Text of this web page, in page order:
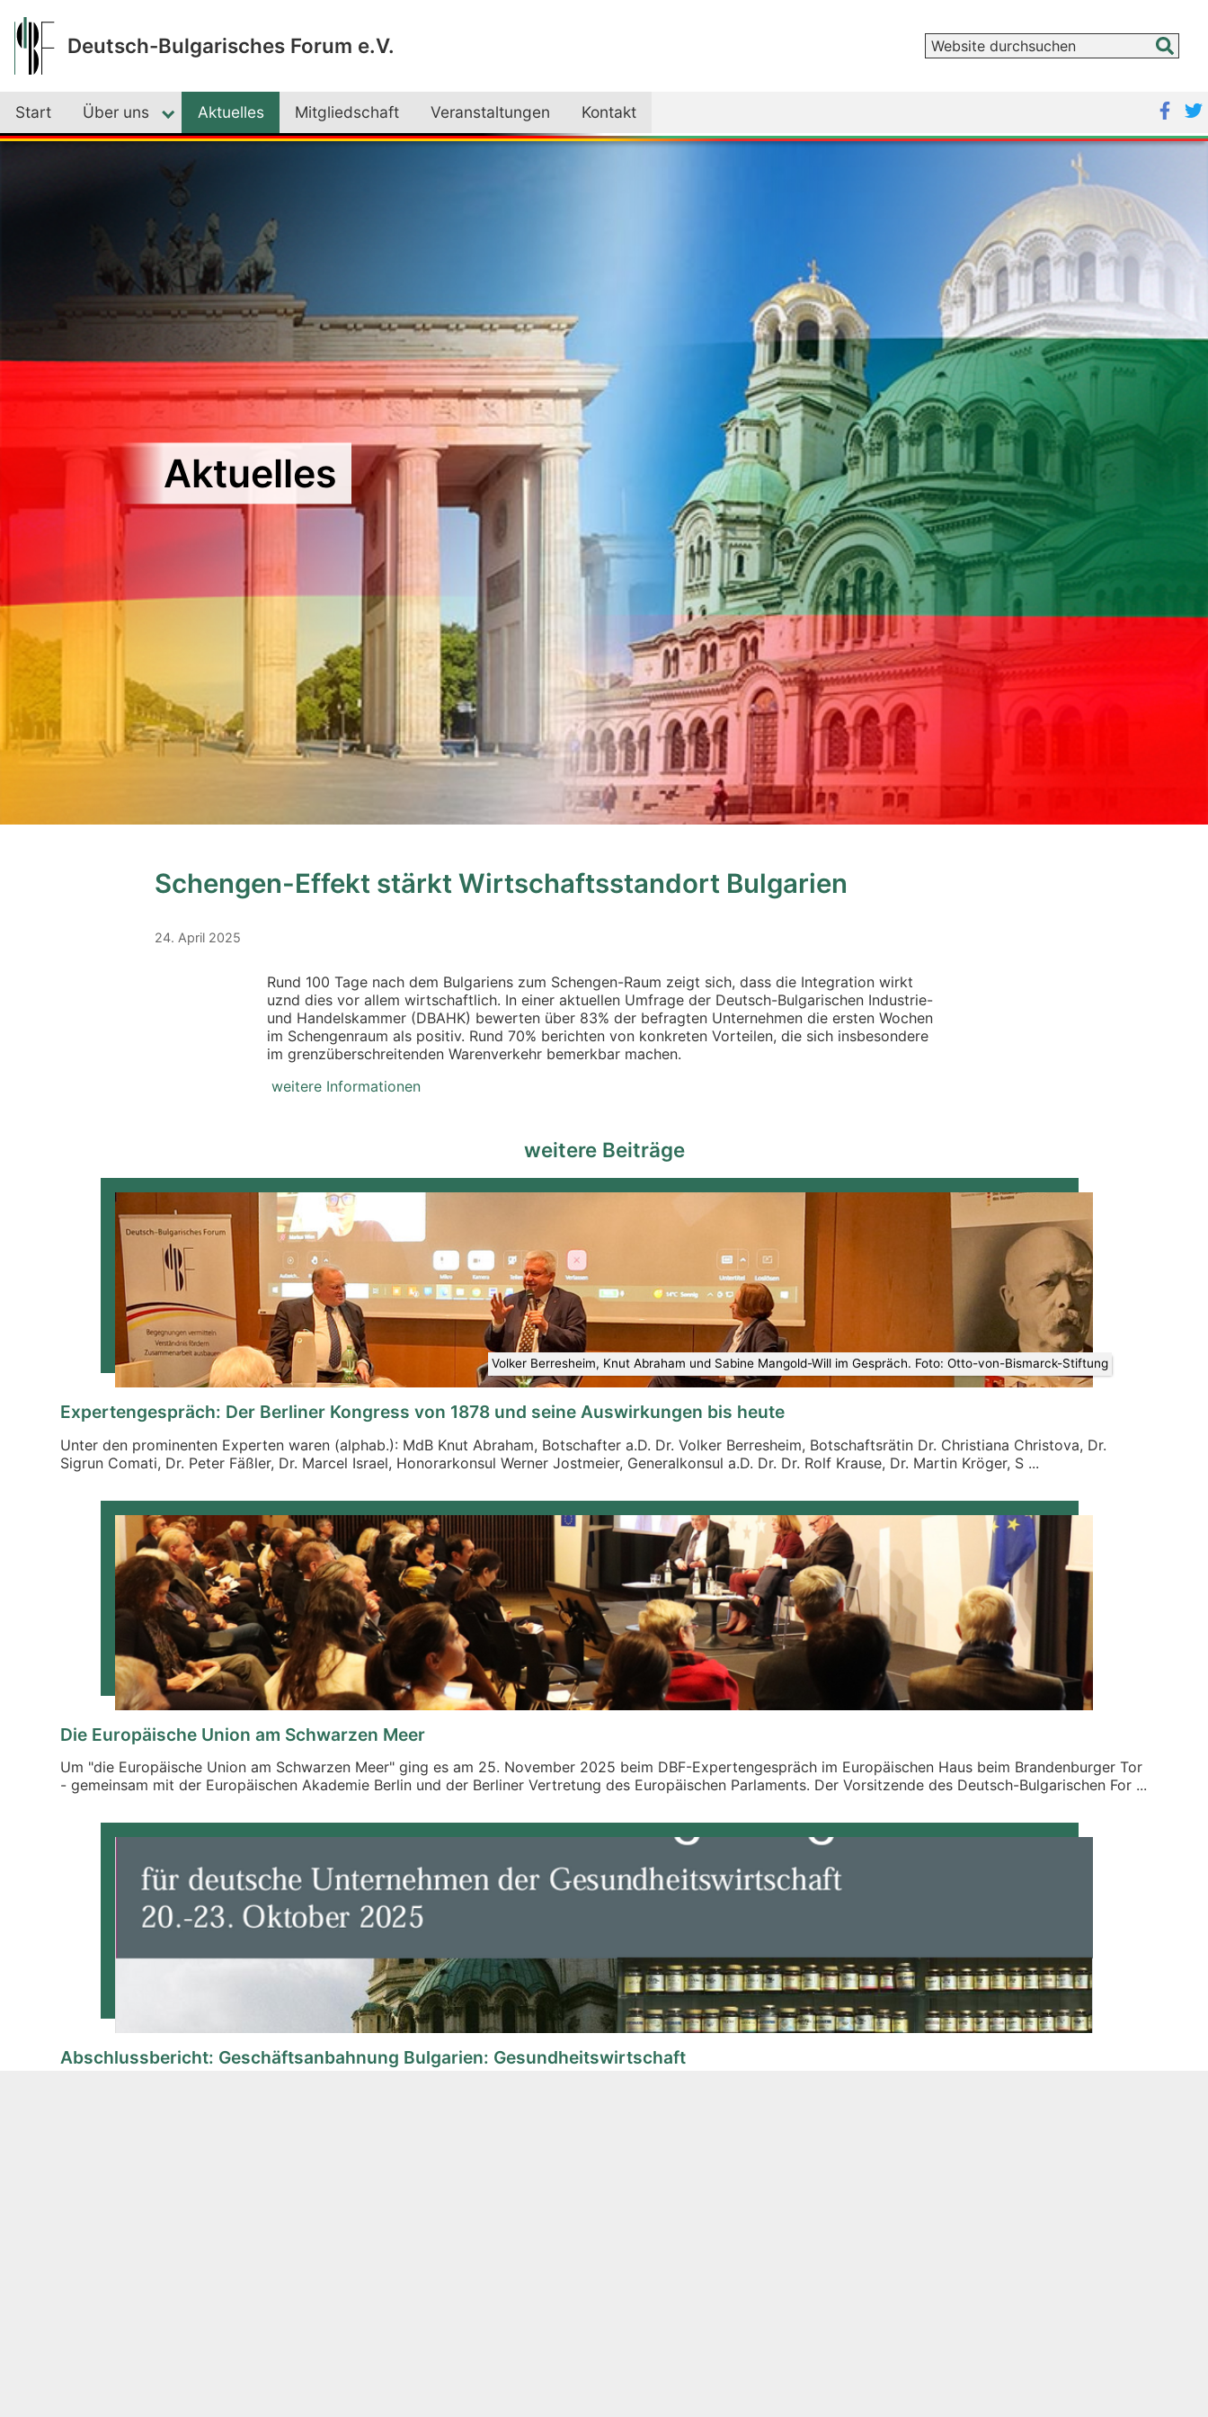
Deutsch-Bulgarisches Forum e.V.
Start Über uns Aktuelles Mitgliedschaft Veranstaltungen Kontakt
Aktuelles
Schengen-Effekt stärkt Wirtschaftsstandort Bulgarien
24. April 2025
Rund 100 Tage nach dem Bulgariens zum Schengen-Raum zeigt sich, dass die Integration wirkt
uznd dies vor allem wirtschaftlich. In einer aktuellen Umfrage der Deutsch-Bulgarischen Industrie-
und Handelskammer (DBAHK) bewerten über 83% der befragten Unternehmen die ersten Wochen
im Schengenraum als positiv. Rund 70% berichten von konkreten Vorteilen, die sich insbesondere
im grenzüberschreitenden Warenverkehr bemerkbar machen.
weitere Informationen
weitere Beiträge
Volker Berresheim, Knut Abraham und Sabine Mangold-Will im Gespräch. Foto: Otto-von-Bismarck-Stiftung
Expertengespräch: Der Berliner Kongress von 1878 und seine Auswirkungen bis heute
Unter den prominenten Experten waren (alphab.): MdB Knut Abraham, Botschafter a.D. Dr. Volker Berresheim, Botschaftsrätin Dr. Christiana Christova, Dr.
Sigrun Comati, Dr. Peter Fäßler, Dr. Marcel Israel, Honorarkonsul Werner Jostmeier, Generalkonsul a.D. Dr. Dr. Rolf Krause, Dr. Martin Kröger, S ...
Die Europäische Union am Schwarzen Meer
Um "die Europäische Union am Schwarzen Meer" ging es am 25. November 2025 beim DBF-Expertengespräch im Europäischen Haus beim Brandenburger Tor
- gemeinsam mit der Europäischen Akademie Berlin und der Berliner Vertretung des Europäischen Parlaments. Der Vorsitzende des Deutsch-Bulgarischen For ...
Abschlussbericht: Geschäftsanbahnung Bulgarien: Gesundheitswirtschaft